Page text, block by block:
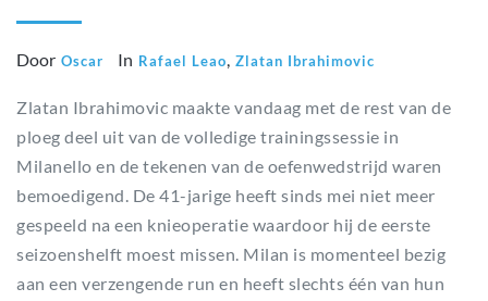
Door Oscar In Rafael Leao, Zlatan Ibrahimovic
Zlatan Ibrahimovic maakte vandaag met de rest van de
ploeg deel uit van de volledige trainingssessie in
Milanello en de tekenen van de oefenwedstrijd waren
bemoedigend. De 41-jarige heeft sinds mei niet meer
gespeeld na een knieoperatie waardoor hij de eerste
seizoenshelft moest missen. Milan is momenteel bezig
aan een verzengende run en heeft slechts één van hun